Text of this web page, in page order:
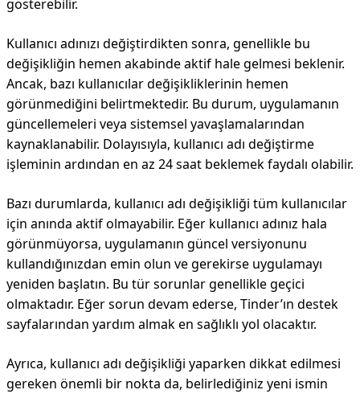
gösterebilir.
Kullanıcı adınızı değiştirdikten sonra, genellikle bu
değişikliğin hemen akabinde aktif hale gelmesi beklenir.
Ancak, bazı kullanıcılar değişikliklerinin hemen
görünmediğini belirtmektedir. Bu durum, uygulamanın
güncellemeleri veya sistemsel yavaşlamalarından
kaynaklanabilir. Dolayısıyla, kullanıcı adı değiştirme
işleminin ardından en az 24 saat beklemek faydalı olabilir.
Bazı durumlarda, kullanıcı adı değişikliği tüm kullanıcılar
için anında aktif olmayabilir. Eğer kullanıcı adınız hala
görünmüyorsa, uygulamanın güncel versiyonunu
kullandığınızdan emin olun ve gerekirse uygulamayı
yeniden başlatın. Bu tür sorunlar genellikle geçici
olmaktadır. Eğer sorun devam ederse, Tinder’ın destek
sayfalarından yardım almak en sağlıklı yol olacaktır.
Ayrıca, kullanıcı adı değişikliği yaparken dikkat edilmesi
gereken önemli bir nokta da, belirlediğiniz yeni ismin